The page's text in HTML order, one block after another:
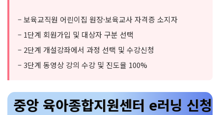
– 보육교직원 어린이집 원장·보육교사 자격증 소지자
– 1단계 회원가입 및 대상자 구분 선택
– 2단계 개설강좌에서 과정 선택 및 수강신청
– 3단계 동영상 강의 수강 및 진도율 100%
중앙 육아종합지원센터 e러닝 신청